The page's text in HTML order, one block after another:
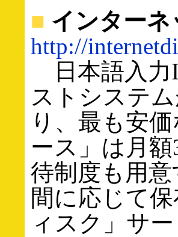
■ インター
http://
日本語入力
ストシステ
り、最も安
ース」は月
待制度も用
間に応じて
ィスク」サ